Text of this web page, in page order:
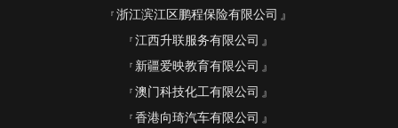
浙江滨江区鹏程保险有限公司
江西升联服务有限公司
新疆爱映教育有限公司
澳门科技化工有限公司
香港向琦汽车有限公司